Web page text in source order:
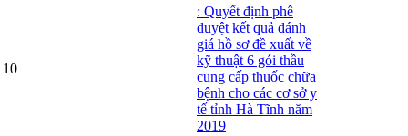
10
: Quyết định phê
duyệt kết quả đánh
giá hồ sơ đề xuất về
kỹ thuật 6 gói thầu
cung cấp thuốc chữa
bệnh cho các cơ sở y
tế tỉnh Hà Tĩnh năm
2019